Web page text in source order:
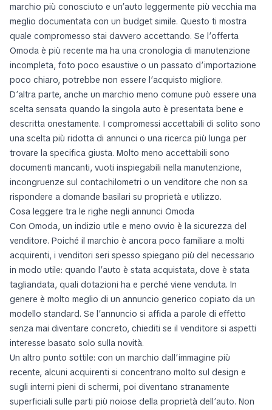
marchio più conosciuto e un’auto leggermente più vecchia ma
meglio documentata con un budget simile. Questo ti mostra
quale compromesso stai davvero accettando. Se l’offerta
Omoda è più recente ma ha una cronologia di manutenzione
incompleta, foto poco esaustive o un passato d’importazione
poco chiaro, potrebbe non essere l’acquisto migliore.
D’altra parte, anche un marchio meno comune può essere una
scelta sensata quando la singola auto è presentata bene e
descritta onestamente. I compromessi accettabili di solito sono
una scelta più ridotta di annunci o una ricerca più lunga per
trovare la specifica giusta. Molto meno accettabili sono
documenti mancanti, vuoti inspiegabili nella manutenzione,
incongruenze sul contachilometri o un venditore che non sa
rispondere a domande basilari su proprietà e utilizzo.
Cosa leggere tra le righe negli annunci Omoda
Con Omoda, un indizio utile e meno ovvio è la sicurezza del
venditore. Poiché il marchio è ancora poco familiare a molti
acquirenti, i venditori seri spesso spiegano più del necessario
in modo utile: quando l’auto è stata acquistata, dove è stata
tagliandata, quali dotazioni ha e perché viene venduta. In
genere è molto meglio di un annuncio generico copiato da un
modello standard. Se l’annuncio si affida a parole di effetto
senza mai diventare concreto, chiediti se il venditore si aspetti
interesse basato solo sulla novità.
Un altro punto sottile: con un marchio dall’immagine più
recente, alcuni acquirenti si concentrano molto sul design e
sugli interni pieni di schermi, poi diventano stranamente
superficiali sulle parti più noiose della proprietà dell’auto. Non